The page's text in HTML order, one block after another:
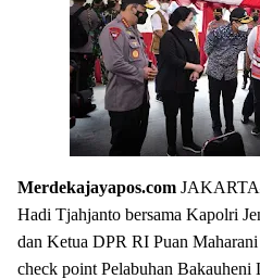
Merdekajayapos.com
Hadi Tjahjanto bersama Kapolri
dan Ketua DPR RI Puan
check point Pelabuhan Bakauheni